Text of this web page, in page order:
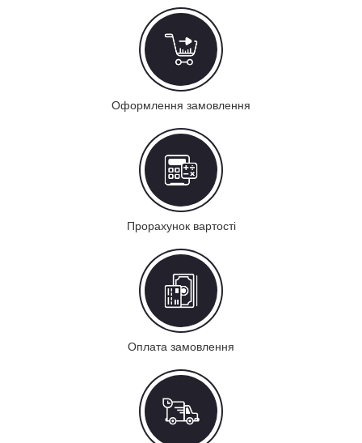
Оформлення замовлення
Прорахунок вартості
Оплата замовлення